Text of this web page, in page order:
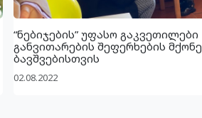
“ნებიჯების” უფასო გაკვეთილები
განვითარების შეფერხების მქონე
ბავშვებისთვის
02.08.2022